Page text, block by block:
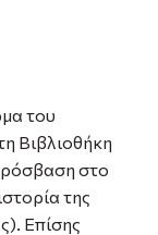
του
Βιβλιοθήκη
στο
της
Επίσης